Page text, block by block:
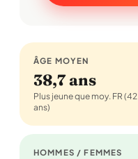
ÂGE MOYEN
38,7 ans
Plus jeune que moy. FR (42
ans)
HOMMES / FEMMES